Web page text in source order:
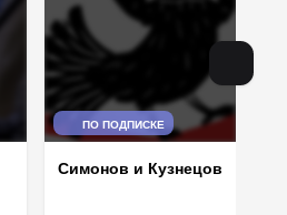
ПО ПОДПИСКЕ
Симонов и Кузнецов